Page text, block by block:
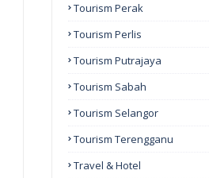
Tourism Perak
Tourism Perlis
Tourism Putrajaya
Tourism Sabah
Tourism Selangor
Tourism Terengganu
Travel & Hotel